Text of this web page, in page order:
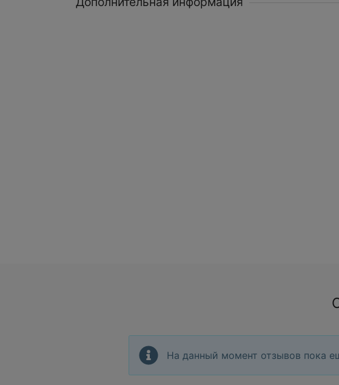
На данный момент отзывов пока